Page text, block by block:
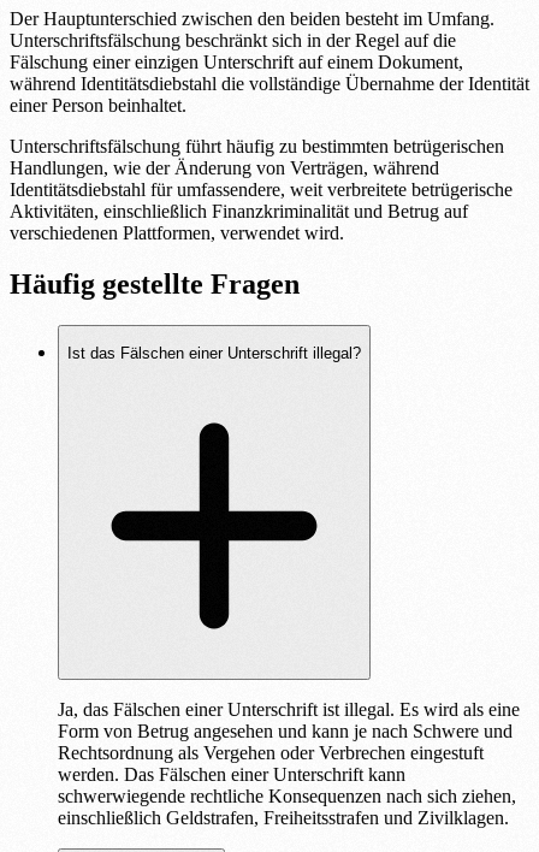
Der Hauptunterschied zwischen den beiden besteht im Umfang.
Unterschriftsfälschung beschränkt sich in der Regel auf die
Fälschung einer einzigen Unterschrift auf einem Dokument,
während Identitätsdiebstahl die vollständige Übernahme der Identität
einer Person beinhaltet.
Unterschriftsfälschung führt häufig zu bestimmten betrügerischen
Handlungen, wie der Änderung von Verträgen, während
Identitätsdiebstahl für umfassendere, weit verbreitete betrügerische
Aktivitäten, einschließlich Finanzkriminalität und Betrug auf
verschiedenen Plattformen, verwendet wird.
Häufig gestellte Fragen
Ist das Fälschen einer Unterschrift illegal?
Ja, das Fälschen einer Unterschrift ist illegal. Es wird als eine
Form von Betrug angesehen und kann je nach Schwere und
Rechtsordnung als Vergehen oder Verbrechen eingestuft
werden. Das Fälschen einer Unterschrift kann
schwerwiegende rechtliche Konsequenzen nach sich ziehen,
einschließlich Geldstrafen, Freiheitsstrafen und Zivilklagen.